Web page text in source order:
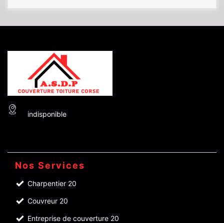
indisponible
Nos Services
Charpentier 20
Couvreur 20
Entreprise de couverture 20